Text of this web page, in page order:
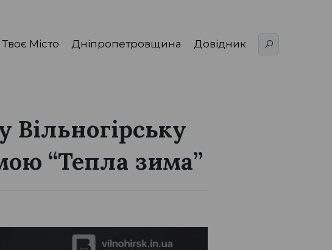
Твоє Місто Дніпропетровщина Довідник
“Тепла зима”